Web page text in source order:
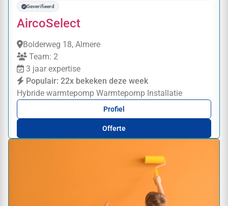
Geverifieerd
AircoSelect
Bolderweg 18, Almere
Team: 2
3 jaar expertise
Populair: 22x bekeken deze week
Hybride warmtepomp Warmtepomp Installatie
Profiel
Offerte